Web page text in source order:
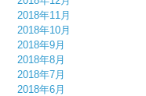
2018年11月
2018年10月
2018年9月
2018年8月
2018年7月
2018年6月